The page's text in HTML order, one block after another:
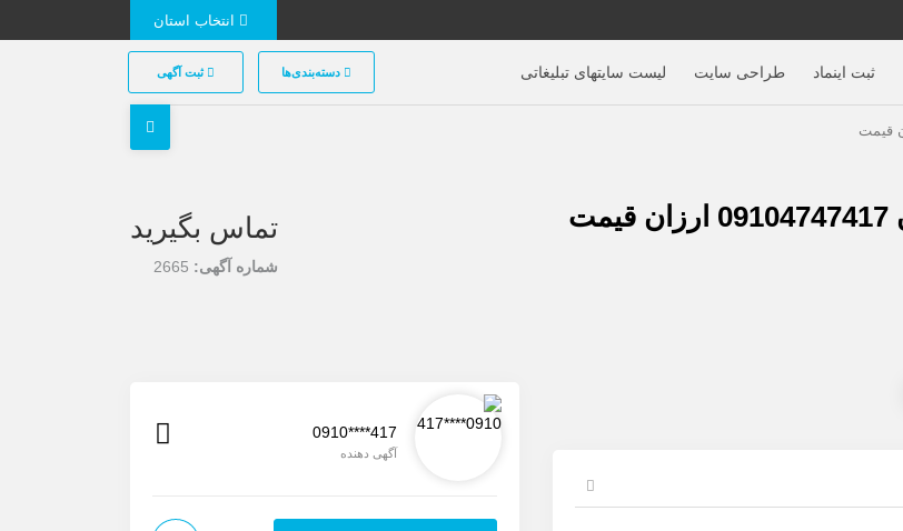
ثبت اینماد طراحی سایت لیست سایتهای تبلیغاتی دسته‌بندی‌ها ثبت آگهی
تماس بگیرید
شماره آگهی: 2665
0910****417
آگهی دهنده